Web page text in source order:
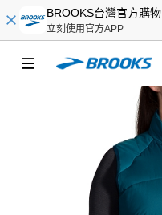
BROOKS台灣官方購物
立刻使用官方APP